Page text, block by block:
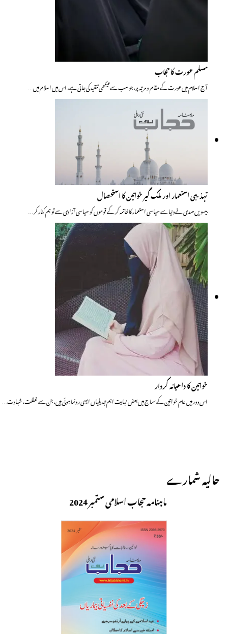
مسلم عورت کا حجاب
آج اسلام میں عورت کے مقام و مرتبہ پر،جو سب سے تیکھی تنقید کی جاتی ہے، اس میں اسلام میں…
تہذیبی استعمار اور ملک گیر خواتین کا استحصال
بیسویں صدی نے دنیا سے سیاسی استعمار کا خاتمہ کر کے قوموں کو سیاسی آزادی سے تو ہم کنار کر…
خواتین کا داعیانہ کردار
اس دور میں عام خواتین کے سماج میں بعض نہایت اہم تبدیلیاں ایسی رونما ہوئی ہیں، جن سے غفلت، شہادت…
حالیہ شمارے
ماہنامہ حجاب اسلامی ستمبر 2024